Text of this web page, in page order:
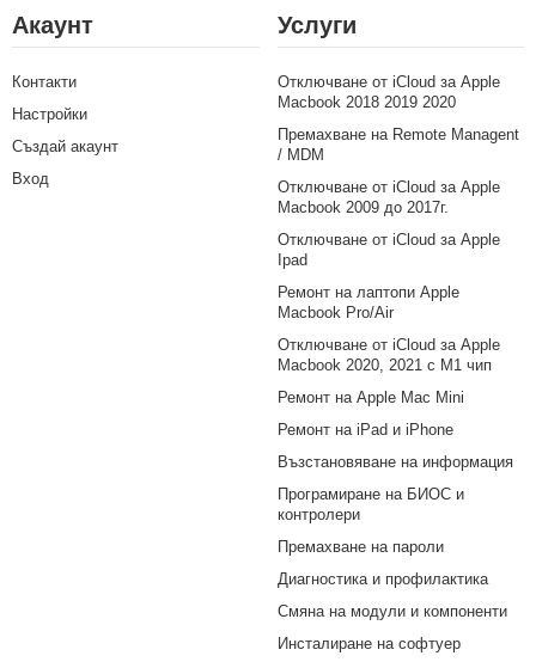
Акаунт
Контакти
Настройки
Създай акаунт
Вход
Услуги
Отключване от iCloud за Apple
Macbook 2018 2019 2020
Премахване на Remote Managent
/ MDM
Отключване от iCloud за Apple
Macbook 2009 до 2017г.
Отключване от iCloud за Apple
Ipad
Ремонт на лаптопи Apple
Macbook Pro/Air
Отключване от iCloud за Apple
Macbook 2020, 2021 с M1 чип
Ремонт на Apple Mac Mini
Ремонт на iPad и iPhone
Възстановяване на информация
Програмиране на БИОС и
контролери
Премахване на пароли
Диагностика и профилактика
Смяна на модули и компоненти
Инсталиране на софтуер